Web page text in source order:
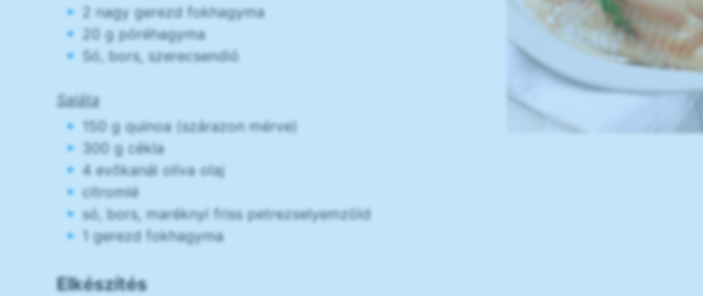
2 nagy gerezd fokhagyma
20 g póréhagyma
Só, bors, szerecsendió
Saláta
150 g quinoa (szárazon mérve)
300 g cékla
4 evőkanál olíva olaj
citromlé
só, bors, maréknyi friss petrezselyemzöld
1 gerezd fokhagyma
Elkészítés